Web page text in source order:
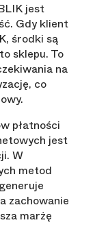
jest
Gdy klient
środki są
sklepu. To
na
co
płatności
jest
W
metod
zachowanie
marżę